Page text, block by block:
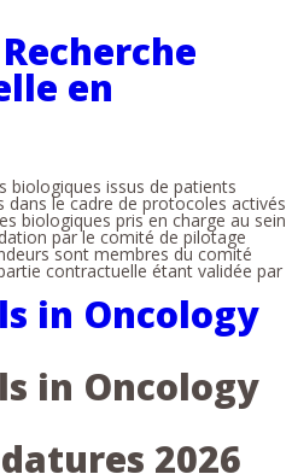
en
biologiques issus de patients
dans le cadre de protocoles activés
biologiques pris en charge au sein
par le comité de pilotage
sont membres du comité
contractuelle étant validée par
in Oncology
in Oncology
2026